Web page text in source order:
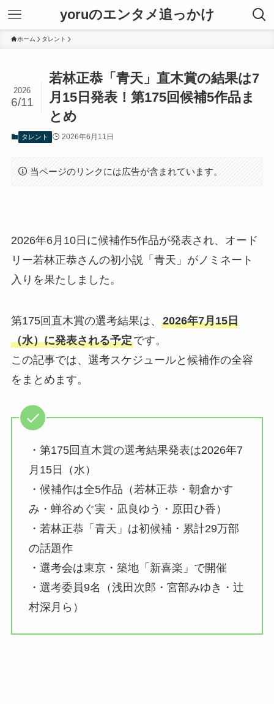
yoruのエンタメ追っかけ
ホーム タレント
若林正恭「青天」直木賞の結果は7
月15日発表！第175回候補5作品ま
とめ
2026
6/11
タレント 2026年6月11日
当ページのリンクには広告が含まれています。
2026年6月10日に候補作5作品が発表され、オード
リー若林正恭さんの初小説「青天」がノミネート
入りを果たしました。
第175回直木賞の選考結果は、 2026年7月15日
（水）に発表される予定です。
この記事では、選考スケジュールと候補作の全容
をまとめます。
・第175回直木賞の選考結果発表は2026年7
月15日（水）
・候補作は全5作品（若林正恭・朝倉かす
み・蝉谷めぐ実・凪良ゆう・原田ひ香）
・若林正恭「青天」は初候補・累計29万部
の話題作
・選考会は東京・築地「新喜楽」で開催
・選考委員9名（浅田次郎・宮部みゆき・辻
村深月ら）